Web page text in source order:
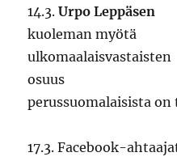
14.3.Urpo Leppäsen
kuoleman myötä
ulkomaalaisvastaisten
osuus
perussuomalaisista
17.3. Facebook-